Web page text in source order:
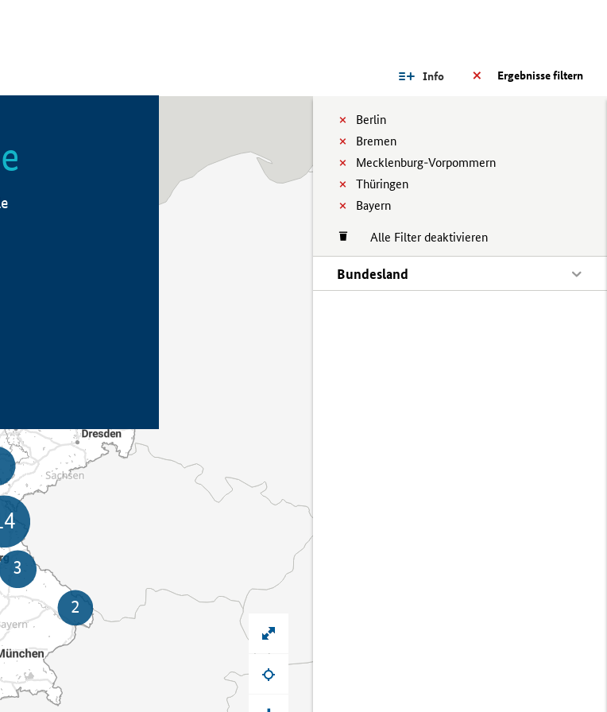
Ergebnisse filtern
Info
Berlin
Bremen
Mecklenburg-Vorpommern
Thüringen
Bayern
Alle Filter deaktivieren
Bundesland